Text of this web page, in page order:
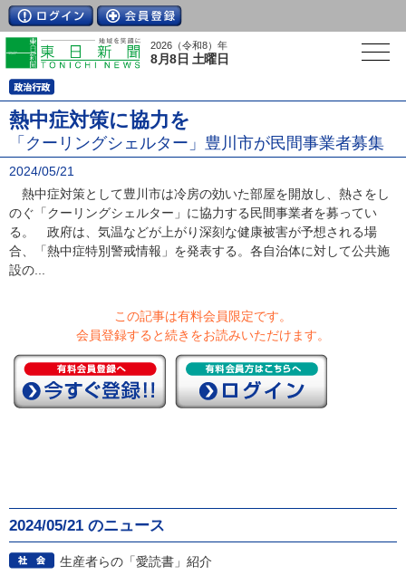
2026（令和8）年
8月8日 土曜日
熱中症対策に協力を
「クーリングシェルター」豊川市が民間事業者募集
2024/05/21
熱中症対策として豊川市は冷房の効いた部屋を開放し、熱さをし
のぐ「クーリングシェルター」に協力する民間事業者を募ってい
る。 政府は、気温などが上がり深刻な健康被害が予想される場
合、「熱中症特別警戒情報」を発表する。各自治体に対して公共施
設の...
この記事は有料会員限定です。
会員登録すると続きをお読みいただけます。
2024/05/21 のニュース
生産者らの「愛読書」紹介